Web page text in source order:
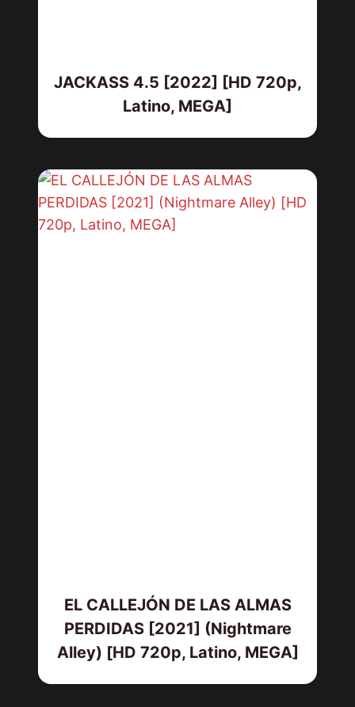
JACKASS 4.5 [2022] [HD 720p,
Latino, MEGA]
EL CALLEJÓN DE LAS ALMAS
PERDIDAS [2021] (Nightmare
Alley) [HD 720p, Latino, MEGA]